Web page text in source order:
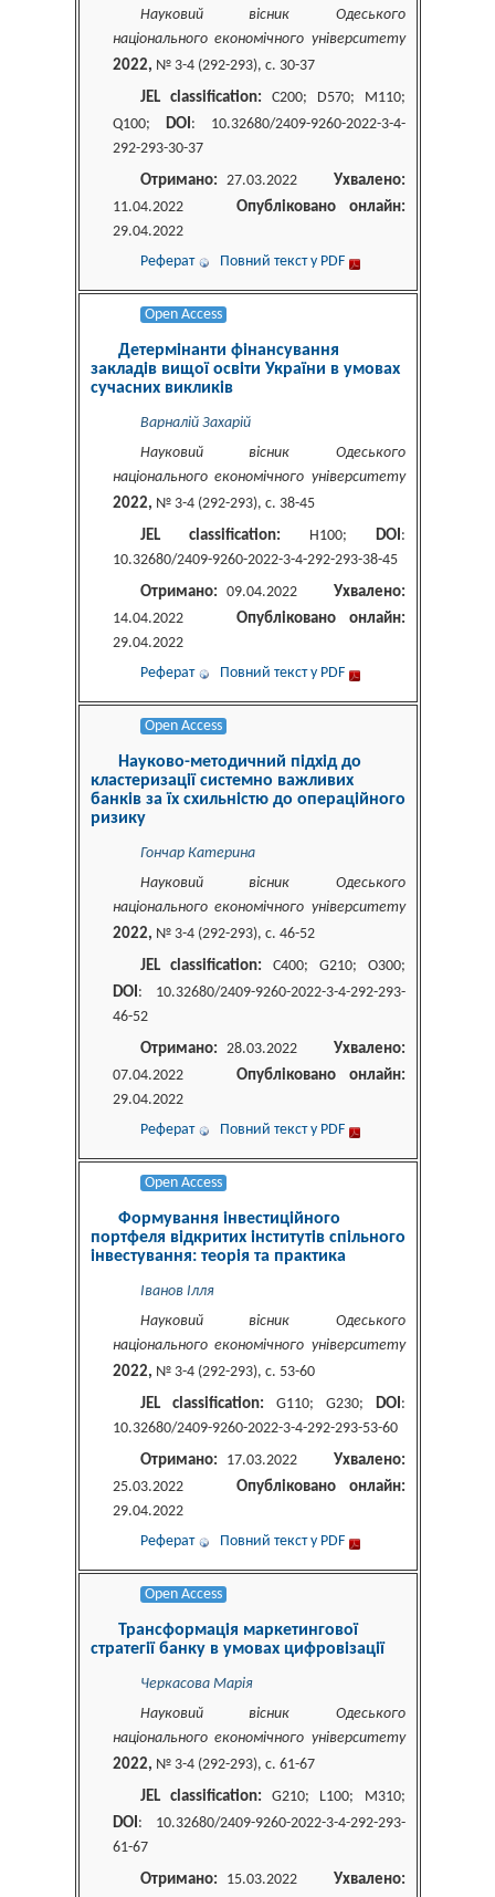
Науковий вісник Одеського
національного економічного університету
2022, № 3-4 (292-293), c. 30-37
JEL classification: C200; D570; M110;
Q100;
DOI : 10.32680/2409-9260-2022-3-4-
292-293-30-37
Отримано: 27.03.2022 Ухвалено:
11.04.2022 Опубліковано онлайн:
29.04.2022
Реферат
Повний текст у PDF
Open Access
Детермінанти фінансування
закладів вищої освіти України в умовах
сучасних викликів
Варналій Захарій
Науковий вісник Одеського
національного економічного університету
2022, № 3-4 (292-293), c. 38-45
JEL classification: Н100; DOI :
10.32680/2409-9260-2022-3-4-292-293-38-45
Отримано: 09.04.2022 Ухвалено:
14.04.2022 Опубліковано онлайн:
29.04.2022
Реферат
Повний текст у PDF
Open Access
Науково-методичний підхід до
кластеризації системно важливих
банків за їх схильністю до операційного
ризику
Гончар Катерина
Науковий вісник Одеського
національного економічного університету
2022, № 3-4 (292-293), c. 46-52
JEL classification: C400; G210; O300;
DOI : 10.32680/2409-9260-2022-3-4-292-293-
46-52
Отримано: 28.03.2022 Ухвалено:
07.04.2022 Опубліковано онлайн:
29.04.2022
Реферат
Повний текст у PDF
Open Access
Формування інвестиційного
портфеля відкритих інститутів спільного
інвестування: теорія та практика
Іванов Ілля
Науковий вісник Одеського
національного економічного університету
2022, № 3-4 (292-293), c. 53-60
JEL classification: G110; G230; DOI :
10.32680/2409-9260-2022-3-4-292-293-53-60
Отримано: 17.03.2022 Ухвалено:
25.03.2022 Опубліковано онлайн:
29.04.2022
Реферат
Повний текст у PDF
Open Access
Трансформація маркетингової
стратегії банку в умовах цифровізації
Черкасова Марія
Науковий вісник Одеського
національного економічного університету
2022, № 3-4 (292-293), c. 61-67
JEL classification: G210; L100; M310;
DOI : 10.32680/2409-9260-2022-3-4-292-293-
61-67
Отримано: 15.03.2022 Ухвалено: